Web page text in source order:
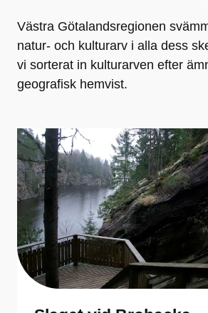
Västra Götalandsregionen
natur- och kulturarv i alla dess
vi sorterat in kulturarven efter
geografisk hemvist.